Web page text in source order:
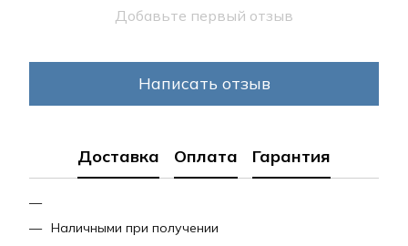
Добавьте первый отзыв
Написать отзыв
Доставка Оплата Гарантия
Наличными при получении